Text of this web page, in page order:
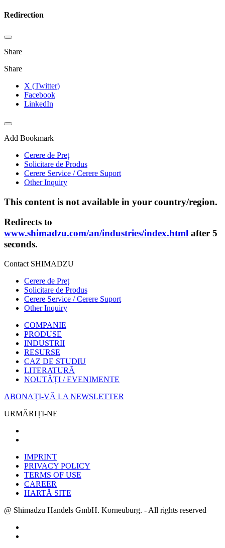
Redirection
Share
Share
X (Twitter)
Facebook
LinkedIn
Add Bookmark
Cerere de Preț
Solicitare de Produs
Cerere Service / Cerere Suport
Other Inquiry
This content is not available in your country/region.
Redirects to
www.shimadzu.com/an/industries/index.html after 5
seconds.
Contact SHIMADZU
Cerere de Preț
Solicitare de Produs
Cerere Service / Cerere Suport
Other Inquiry
COMPANIE
PRODUSE
INDUSTRII
RESURSE
CAZ DE STUDIU
LITERATURĂ
NOUTĂȚI / EVENIMENTE
ABONAȚI-VĂ LA NEWSLETTER
URMĂRIȚI-NE
IMPRINT
PRIVACY POLICY
TERMS OF USE
CAREER
HARTĂ SITE
@ Shimadzu Handels GmbH. Korneuburg. - All rights reserved